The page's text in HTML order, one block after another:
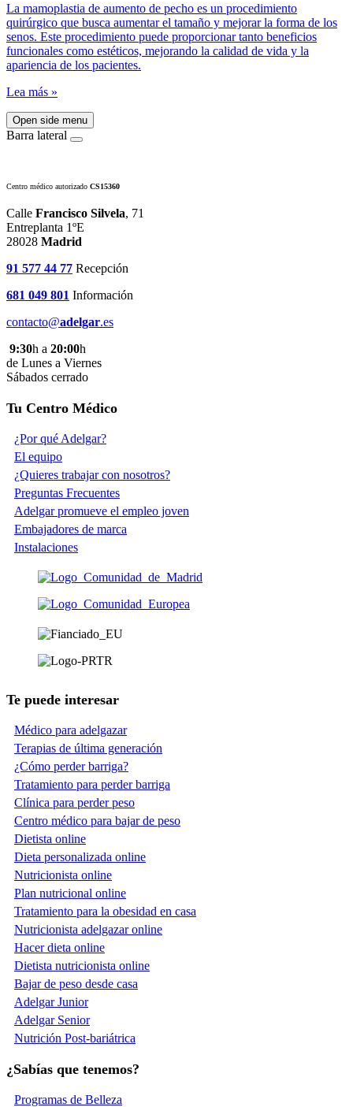
La mamoplastia de aumento de pecho es un procedimiento
quirúrgico que busca aumentar el tamaño y mejorar la forma de los
senos. Este procedimiento puede proporcionar tanto beneficios
funcionales como estéticos, mejorando la calidad de vida y la
apariencia de los pacientes.
Lea más »
Open side menu
Barra lateral
Centro médico autorizado CS15360
Calle Francisco Silvela, 71
Entreplanta 1ºE
28028 Madrid
91 577 44 77 Recepción
681 049 801 Información
contacto@adelgar.es
9:30h a 20:00h
de Lunes a Viernes
Sábados cerrado
Tu Centro Médico
¿Por qué Adelgar?
El equipo
¿Quieres trabajar con nosotros?
Preguntas Frecuentes
Adelgar promueve el empleo joven
Embajadores de marca
Instalaciones
Te puede interesar
Médico para adelgazar
Terapias de última generación
¿Cómo perder barriga?
Tratamiento para perder barriga
Clínica para perder peso
Centro médico para bajar de peso
Dietista online
Dieta personalizada online
Nutricionista online
Plan nutricional online
Tratamiento para la obesidad en casa
Nutricionista adelgazar online
Hacer dieta online
Dietista nutricionista online
Bajar de peso desde casa
Adelgar Junior
Adelgar Senior
Nutrición Post-bariátrica
¿Sabías que tenemos?
Programas de Belleza